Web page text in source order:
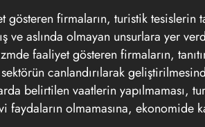
gösteren firmaların, turistik tesislerin
ve aslında olmayan unsurlara yer
faaliyet gösteren firmaların,
canlandırılarak
belirtilen vaatlerin
faydaların olmamasına, ekonomide